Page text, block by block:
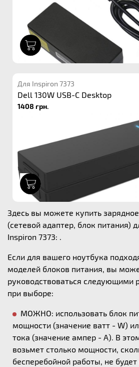
Для Inspiron 7373
Dell 130W USB-C Desktop
1408 грн.
Здесь вы можете купить
(сетевой адаптер, блок питания)
Inspiron 7373: .
Если для вашего ноутбука
моделей блоков питания, вы
руководствоваться следующими
при выборе:
МОЖНО: использовать блок
мощности (значение ватт - W)
тока (значение ампер - А). В
возьмет столько мощности,
бесперебойной работы, не будет